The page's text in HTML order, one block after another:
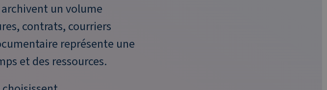
un volume
contrats, courriers
représente une
et des ressources.